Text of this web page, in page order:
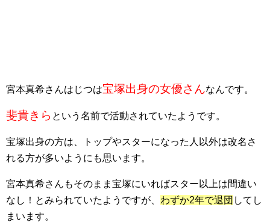
宮本真希さんはじつは宝塚出身の女優さんなんです。
斐貴きら という名前で活動されていたようです。
宝塚出身の方は、トップやスターになった人以外は改名さ
れる方が多いようにも思います。
宮本真希さんもそのまま宝塚にいればスター以上は間違い
なし！とみられていたようですが、 わずか2年で退団 してし
まいます。